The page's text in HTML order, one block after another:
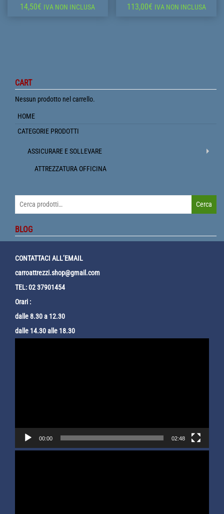
14,50€ IVA NON INCLUSA 113,00€ IVA NON INCLUSA
CART
Nessun prodotto nel carrello.
HOME
CATEGORIE PRODOTTI
ASSICURARE E SOLLEVARE
ATTREZZATURA OFFICINA
Cerca
BLOG
CONTATTACI ALL’EMAIL
carroattrezzi.shop@gmail.com
TEL: 02 37901454
Orari :
dalle 8.30 a 12.30
dalle 14.30 alle 18.30
00:00 02:48